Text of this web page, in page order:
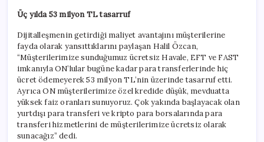
Üç yılda 53 milyon TL tasarruf
Dijitalleşmenin getirdiği maliyet avantajını müşterilerine
fayda olarak yansıttıklarını paylaşan Halil Özcan,
“Müşterilerimize sunduğumuz ücretsiz Havale, EFT ve FAST
imkanıyla ON’lular bugüne kadar para transferlerinde hiç
ücret ödemeyerek 53 milyon TL’nin üzerinde tasarruf etti.
Ayrıca ON müşterilerimize özel kredide düşük, mevduatta
yüksek faiz oranları sunuyoruz. Çok yakında başlayacak olan
yurtdışı para transferi ve kripto para borsalarında para
transferi hizmetlerini de müşterilerimize ücretsiz olarak
sunacağız” dedi.